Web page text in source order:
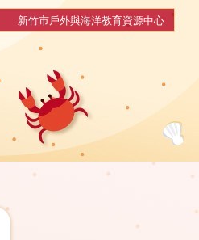
新竹市戶外與海洋教育資源中心